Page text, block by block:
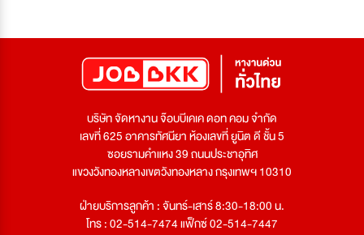
บริษัท จัดหางาน จ๊อบบีเคเค ดอท คอม จำกัด
เลขที่ 625 อาคารทัศนียา ห้องเลขที่ ยูนิต ดี ชั้น 5
ซอยรามคำแหง 39 ถนนประชาอุทิศ
แขวงวังทองหลางเขตวังทองหลาง กรุงเทพฯ 10310
ฝ่ายบริการลูกค้า : จันทร์-เสาร์ 8:30-18:00 น.
โทร : 02-514-7474 แฟ็กซ์ 02-514-7447